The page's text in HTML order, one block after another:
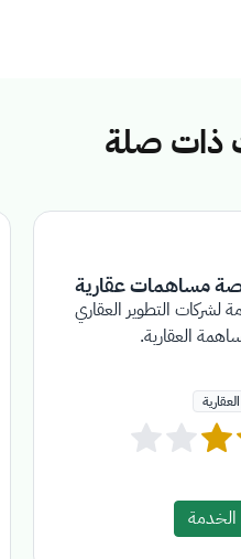
ذات صلة
مساهمات عقارية
لشركات التطوير العقاري
العقارية.